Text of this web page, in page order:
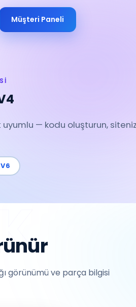
Müşteri Paneli
— kodu oluşturun,
V6
görünümü ve parça bilgisi